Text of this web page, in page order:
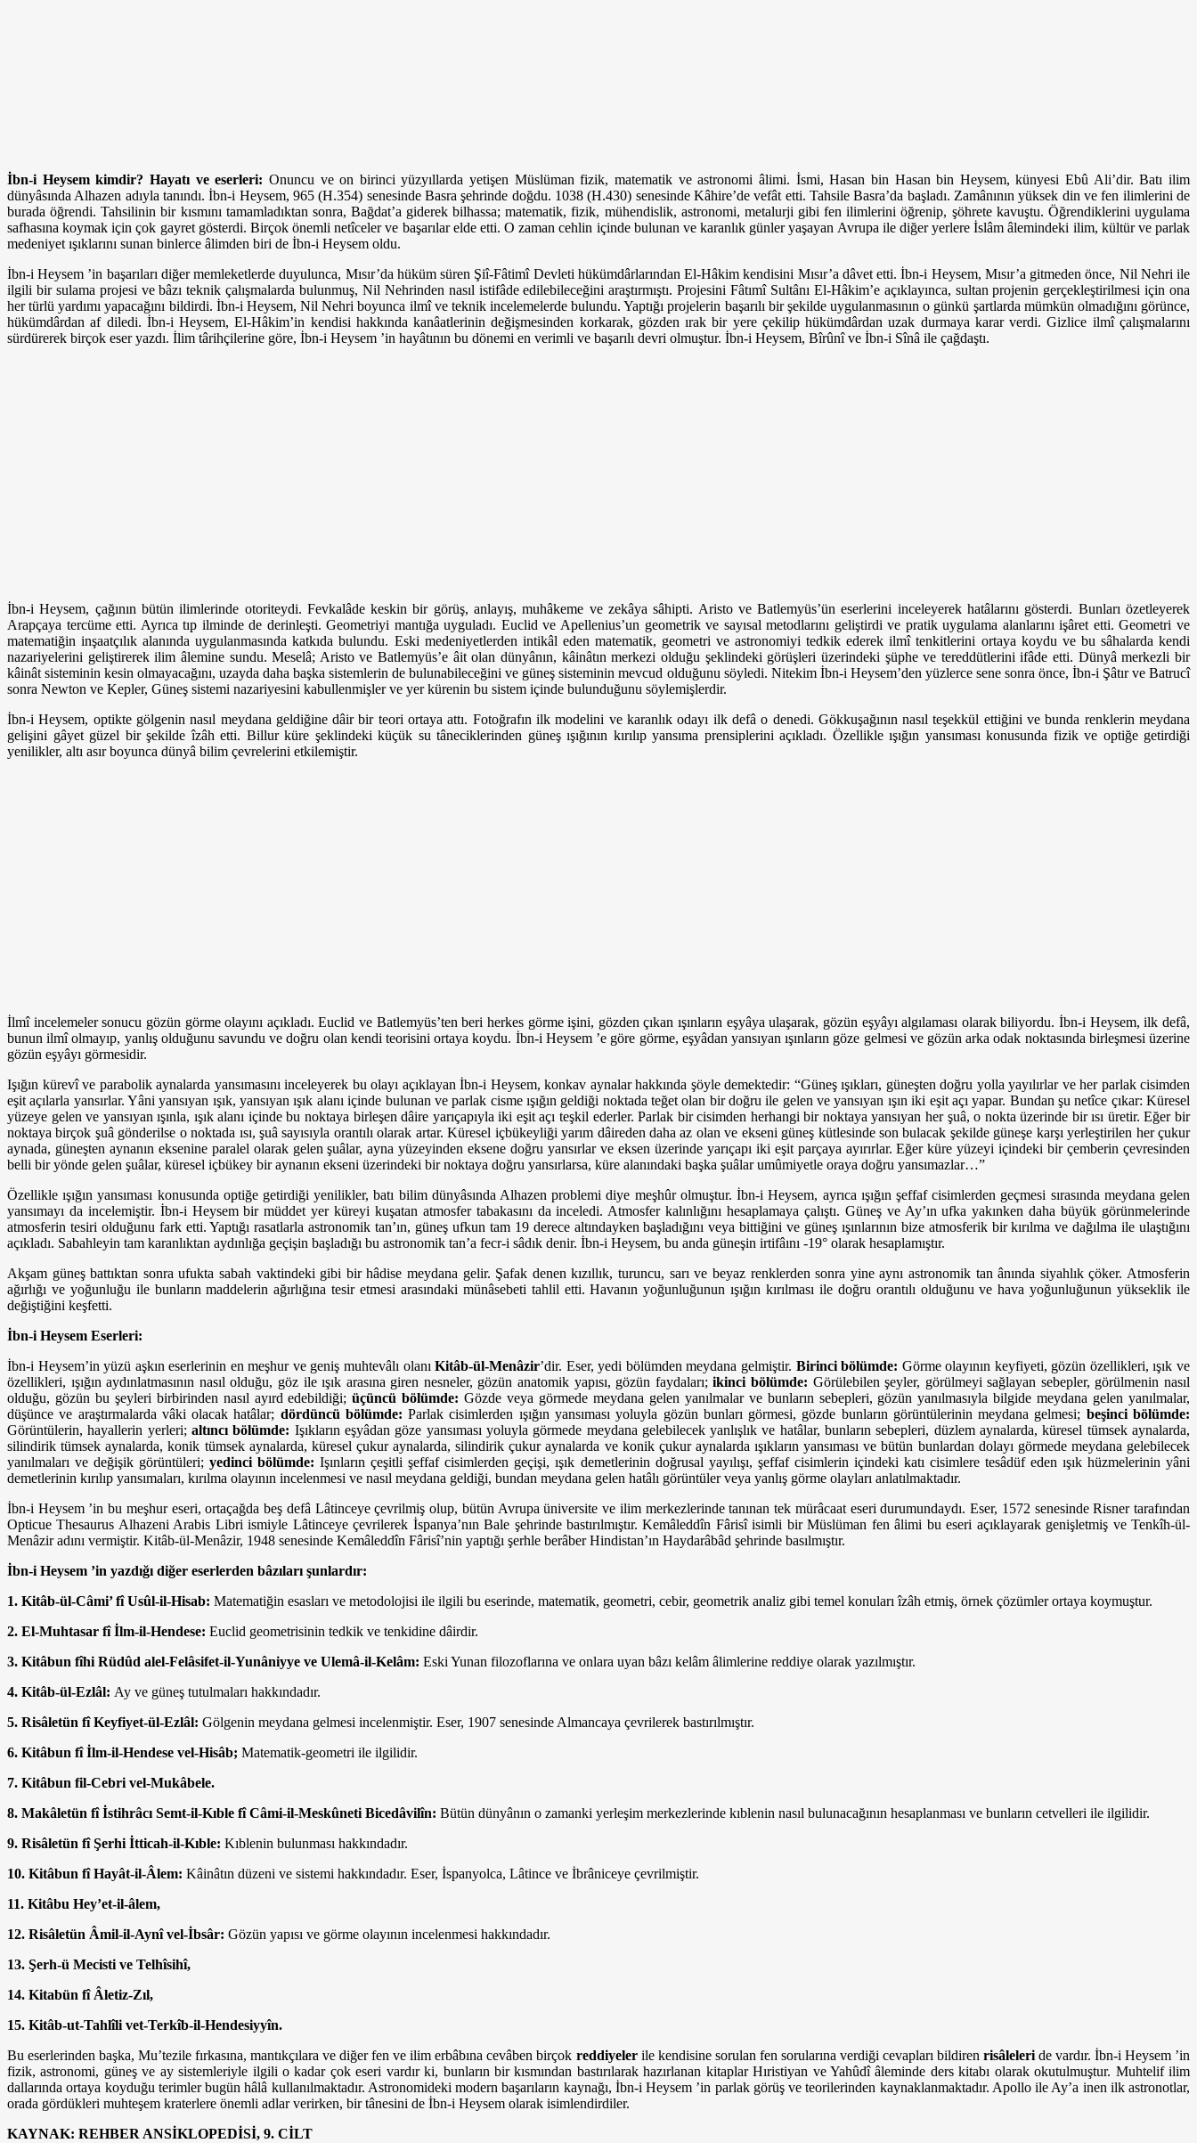
İbn-i Heysem kimdir? Hayatı ve eserleri: Onuncu ve on birinci yüzyıllarda yetişen Müslüman fizik, matematik ve astronomi âlimi. İsmi, Hasan bin Hasan bin Heysem, künyesi Ebû Ali’dir. Batı ilim
dünyâsında Alhazen adıyla tanındı. İbn-i Heysem, 965 (H.354) senesinde Basra şehrinde doğdu. 1038 (H.430) senesinde Kâhire’de vefât etti. Tahsile Basra’da başladı. Zamânının yüksek din ve fen ilimlerini de
burada öğrendi. Tahsilinin bir kısmını tamamladıktan sonra, Bağdat’a giderek bilhassa; matematik, fizik, mühendislik, astronomi, metalurji gibi fen ilimlerini öğrenip, şöhrete kavuştu. Öğrendiklerini uygulama
safhasına koymak için çok gayret gösterdi. Birçok önemli netîceler ve başarılar elde etti. O zaman cehlin içinde bulunan ve karanlık günler yaşayan Avrupa ile diğer yerlere İslâm âlemindeki ilim, kültür ve parlak
medeniyet ışıklarını sunan binlerce âlimden biri de İbn-i Heysem oldu.
İbn-i Heysem ’in başarıları diğer memleketlerde duyulunca, Mısır’da hüküm süren Şiî-Fâtimî Devleti hükümdârlarından El-Hâkim kendisini Mısır’a dâvet etti. İbn-i Heysem, Mısır’a gitmeden önce, Nil Nehri ile
ilgili bir sulama projesi ve bâzı teknik çalışmalarda bulunmuş, Nil Nehrinden nasıl istifâde edilebileceğini araştırmıştı. Projesini Fâtımî Sultânı El-Hâkim’e açıklayınca, sultan projenin gerçekleştirilmesi için ona
her türlü yardımı yapacağını bildirdi. İbn-i Heysem, Nil Nehri boyunca ilmî ve teknik incelemelerde bulundu. Yaptığı projelerin başarılı bir şekilde uygulanmasının o günkü şartlarda mümkün olmadığını görünce,
hükümdârdan af diledi. İbn-i Heysem, El-Hâkim’in kendisi hakkında kanâatlerinin değişmesinden korkarak, gözden ırak bir yere çekilip hükümdârdan uzak durmaya karar verdi. Gizlice ilmî çalışmalarını
sürdürerek birçok eser yazdı. İlim târihçilerine göre, İbn-i Heysem ’in hayâtının bu dönemi en verimli ve başarılı devri olmuştur. İbn-i Heysem, Bîrûnî ve İbn-i Sînâ ile çağdaştı.
İbn-i Heysem, çağının bütün ilimlerinde otoriteydi. Fevkalâde keskin bir görüş, anlayış, muhâkeme ve zekâya sâhipti. Aristo ve Batlemyüs’ün eserlerini inceleyerek hatâlarını gösterdi. Bunları özetleyerek
Arapçaya tercüme etti. Ayrıca tıp ilminde de derinleşti. Geometriyi mantığa uyguladı. Euclid ve Apellenius’un geometrik ve sayısal metodlarını geliştirdi ve pratik uygulama alanlarını işâret etti. Geometri ve
matematiğin inşaatçılık alanında uygulanmasında katkıda bulundu. Eski medeniyetlerden intikâl eden matematik, geometri ve astronomiyi tedkik ederek ilmî tenkitlerini ortaya koydu ve bu sâhalarda kendi
nazariyelerini geliştirerek ilim âlemine sundu. Meselâ; Aristo ve Batlemyüs’e âit olan dünyânın, kâinâtın merkezi olduğu şeklindeki görüşleri üzerindeki şüphe ve tereddütlerini ifâde etti. Dünyâ merkezli bir
kâinât sisteminin kesin olmayacağını, uzayda daha başka sistemlerin de bulunabileceğini ve güneş sisteminin mevcud olduğunu söyledi. Nitekim İbn-i Heysem’den yüzlerce sene sonra önce, İbn-i Şâtır ve Batrucî
sonra Newton ve Kepler, Güneş sistemi nazariyesini kabullenmişler ve yer kürenin bu sistem içinde bulunduğunu söylemişlerdir.
İbn-i Heysem, optikte gölgenin nasıl meydana geldiğine dâir bir teori ortaya attı. Fotoğrafın ilk modelini ve karanlık odayı ilk defâ o denedi. Gökkuşağının nasıl teşekkül ettiğini ve bunda renklerin meydana
gelişini gâyet güzel bir şekilde îzâh etti. Billur küre şeklindeki küçük su tâneciklerinden güneş ışığının kırılıp yansıma prensiplerini açıkladı. Özellikle ışığın yansıması konusunda fizik ve optiğe getirdiği
yenilikler, altı asır boyunca dünyâ bilim çevrelerini etkilemiştir.
İlmî incelemeler sonucu gözün görme olayını açıkladı. Euclid ve Batlemyüs’ten beri herkes görme işini, gözden çıkan ışınların eşyâya ulaşarak, gözün eşyâyı algılaması olarak biliyordu. İbn-i Heysem, ilk defâ,
bunun ilmî olmayıp, yanlış olduğunu savundu ve doğru olan kendi teorisini ortaya koydu. İbn-i Heysem ’e göre görme, eşyâdan yansıyan ışınların göze gelmesi ve gözün arka odak noktasında birleşmesi üzerine
gözün eşyâyı görmesidir.
Işığın kürevî ve parabolik aynalarda yansımasını inceleyerek bu olayı açıklayan İbn-i Heysem, konkav aynalar hakkında şöyle demektedir: “Güneş ışıkları, güneşten doğru yolla yayılırlar ve her parlak cisimden
eşit açılarla yansırlar. Yâni yansıyan ışık, yansıyan ışık alanı içinde bulunan ve parlak cisme ışığın geldiği noktada teğet olan bir doğru ile gelen ve yansıyan ışın iki eşit açı yapar. Bundan şu netîce çıkar: Küresel
yüzeye gelen ve yansıyan ışınla, ışık alanı içinde bu noktaya birleşen dâire yarıçapıyla iki eşit açı teşkil ederler. Parlak bir cisimden herhangi bir noktaya yansıyan her şuâ, o nokta üzerinde bir ısı üretir. Eğer bir
noktaya birçok şuâ gönderilse o noktada ısı, şuâ sayısıyla orantılı olarak artar. Küresel içbükeyliği yarım dâireden daha az olan ve ekseni güneş kütlesinde son bulacak şekilde güneşe karşı yerleştirilen her çukur
aynada, güneşten aynanın eksenine paralel olarak gelen şuâlar, ayna yüzeyinden eksene doğru yansırlar ve eksen üzerinde yarıçapı iki eşit parçaya ayırırlar. Eğer küre yüzeyi içindeki bir çemberin çevresinden
belli bir yönde gelen şuâlar, küresel içbükey bir aynanın ekseni üzerindeki bir noktaya doğru yansırlarsa, küre alanındaki başka şuâlar umûmiyetle oraya doğru yansımazlar…”
Özellikle ışığın yansıması konusunda optiğe getirdiği yenilikler, batı bilim dünyâsında Alhazen problemi diye meşhûr olmuştur. İbn-i Heysem, ayrıca ışığın şeffaf cisimlerden geçmesi sırasında meydana gelen
yansımayı da incelemiştir. İbn-i Heysem bir müddet yer küreyi kuşatan atmosfer tabakasını da inceledi. Atmosfer kalınlığını hesaplamaya çalıştı. Güneş ve Ay’ın ufka yakınken daha büyük görünmelerinde
atmosferin tesiri olduğunu fark etti. Yaptığı rasatlarla astronomik tan’ın, güneş ufkun tam 19 derece altındayken başladığını veya bittiğini ve güneş ışınlarının bize atmosferik bir kırılma ve dağılma ile ulaştığını
açıkladı. Sabahleyin tam karanlıktan aydınlığa geçişin başladığı bu astronomik tan’a fecr-i sâdık denir. İbn-i Heysem, bu anda güneşin irtifâını -19° olarak hesaplamıştır.
Akşam güneş battıktan sonra ufukta sabah vaktindeki gibi bir hâdise meydana gelir. Şafak denen kızıllık, turuncu, sarı ve beyaz renklerden sonra yine aynı astronomik tan ânında siyahlık çöker. Atmosferin
ağırlığı ve yoğunluğu ile bunların maddelerin ağırlığına tesir etmesi arasındaki münâsebeti tahlil etti. Havanın yoğunluğunun ışığın kırılması ile doğru orantılı olduğunu ve hava yoğunluğunun yükseklik ile
değiştiğini keşfetti.
İbn-i Heysem Eserleri:
İbn-i Heysem’in yüzü aşkın eserlerinin en meşhur ve geniş muhtevâlı olanıKitâb-ül-Menâzir’dir. Eser, yedi bölümden meydana gelmiştir. Birinci bölümde: Görme olayının keyfiyeti, gözün özellikleri, ışık ve
özellikleri, ışığın aydınlatmasının nasıl olduğu, göz ile ışık arasına giren nesneler, gözün anatomik yapısı, gözün faydaları;ikinci bölümde: Görülebilen şeyler, görülmeyi sağlayan sebepler, görülmenin nasıl
olduğu, gözün bu şeyleri birbirinden nasıl ayırd edebildiği;üçüncü bölümde: Gözde veya görmede meydana gelen yanılmalar ve bunların sebepleri, gözün yanılmasıyla bilgide meydana gelen yanılmalar,
düşünce ve araştırmalarda vâki olacak hatâlar; dördüncü bölümde: Parlak cisimlerden ışığın yansıması yoluyla gözün bunları görmesi, gözde bunların görüntülerinin meydana gelmesi; beşinci bölümde:
Görüntülerin, hayallerin yerleri; altıncı bölümde: Işıkların eşyâdan göze yansıması yoluyla görmede meydana gelebilecek yanlışlık ve hatâlar, bunların sebepleri, düzlem aynalarda, küresel tümsek aynalarda,
silindirik tümsek aynalarda, konik tümsek aynalarda, küresel çukur aynalarda, silindirik çukur aynalarda ve konik çukur aynalarda ışıkların yansıması ve bütün bunlardan dolayı görmede meydana gelebilecek
yanılmaları ve değişik görüntüleri;yedinci bölümde: Işınların çeşitli şeffaf cisimlerden geçişi, ışık demetlerinin doğrusal yayılışı, şeffaf cisimlerin içindeki katı cisimlere tesâdüf eden ışık hüzmelerinin yâni
demetlerinin kırılıp yansımaları, kırılma olayının incelenmesi ve nasıl meydana geldiği, bundan meydana gelen hatâlı görüntüler veya yanlış görme olayları anlatılmaktadır.
İbn-i Heysem ’in bu meşhur eseri, ortaçağda beş defâ Lâtinceye çevrilmiş olup, bütün Avrupa üniversite ve ilim merkezlerinde tanınan tek mürâcaat eseri durumundaydı. Eser, 1572 senesinde Risner tarafından
Opticue Thesaurus Alhazeni Arabis Libri ismiyle Lâtinceye çevrilerek İspanya’nın Bale şehrinde bastırılmıştır. Kemâleddîn Fârisî isimli bir Müslüman fen âlimi bu eseri açıklayarak genişletmiş ve Tenkîh-ül-
Menâzir adını vermiştir. Kitâb-ül-Menâzir, 1948 senesinde Kemâleddîn Fârisî’nin yaptığı şerhle berâber Hindistan’ın Haydarâbâd şehrinde basılmıştır.
İbn-i Heysem ’in yazdığı diğer eserlerden bâzıları şunlardır:
1. Kitâb-ül-Câmi’ fî Usûl-il-Hisab: Matematiğin esasları ve metodolojisi ile ilgili bu eserinde, matematik, geometri, cebir, geometrik analiz gibi temel konuları îzâh etmiş, örnek çözümler ortaya koymuştur.
2. El-Muhtasar fî İlm-il-Hendese: Euclid geometrisinin tedkik ve tenkidine dâirdir.
3. Kitâbun fîhi Rüdûd alel-Felâsifet-il-Yunâniyye ve Ulemâ-il-Kelâm: Eski Yunan filozoflarına ve onlara uyan bâzı kelâm âlimlerine reddiye olarak yazılmıştır.
4. Kitâb-ül-Ezlâl: Ay ve güneş tutulmaları hakkındadır.
5. Risâletün fî Keyfiyet-ül-Ezlâl: Gölgenin meydana gelmesi incelenmiştir. Eser, 1907 senesinde Almancaya çevrilerek bastırılmıştır.
6. Kitâbun fî İlm-il-Hendese vel-Hisâb; Matematik-geometri ile ilgilidir.
7. Kitâbun fil-Cebri vel-Mukâbele.
8. Makâletün fî İstihrâcı Semt-il-Kıble fî Câmi-il-Meskûneti Bicedâvilîn: Bütün dünyânın o zamanki yerleşim merkezlerinde kıblenin nasıl bulunacağının hesaplanması ve bunların cetvelleri ile ilgilidir.
9. Risâletün fî Şerhi İtticah-il-Kıble: Kıblenin bulunması hakkındadır.
10. Kitâbun fî Hayât-il-Âlem: Kâinâtın düzeni ve sistemi hakkındadır. Eser, İspanyolca, Lâtince ve İbrâniceye çevrilmiştir.
11. Kitâbu Hey’et-il-âlem,
12. Risâletün Âmil-il-Aynî vel-İbsâr: Gözün yapısı ve görme olayının incelenmesi hakkındadır.
13. Şerh-ü Mecisti ve Telhîsihî,
14. Kitabün fî Âletiz-Zıl,
15. Kitâb-ut-Tahlîli vet-Terkîb-il-Hendesiyyîn.
Bu eserlerinden başka, Mu’tezile fırkasına, mantıkçılara ve diğer fen ve ilim erbâbına cevâben birçok reddiyelerile kendisine sorulan fen sorularına verdiği cevapları bildiren risâleleride vardır. İbn-i Heysem ’in
fizik, astronomi, güneş ve ay sistemleriyle ilgili o kadar çok eseri vardır ki, bunların bir kısmından bastırılarak hazırlanan kitaplar Hıristiyan ve Yahûdî âleminde ders kitabı olarak okutulmuştur. Muhtelif ilim
dallarında ortaya koyduğu terimler bugün hâlâ kullanılmaktadır. Astronomideki modern başarıların kaynağı, İbn-i Heysem ’in parlak görüş ve teorilerinden kaynaklanmaktadır. Apollo ile Ay’a inen ilk astronotlar,
orada gördükleri muhteşem kraterlere önemli adlar verirken, bir tânesini de İbn-i Heysem olarak isimlendirdiler.
KAYNAK: REHBER ANSİKLOPEDİSİ, 9. CİLT